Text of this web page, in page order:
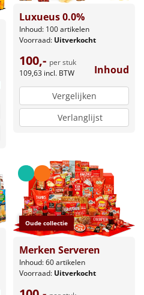
Luxueus 0.0%
Inhoud: 100 artikelen
Voorraad: Uitverkocht
100,- per stuk
109,63 incl. BTW Inhoud
Vergelijken
Verlanglijst
Oude collectie
Merken Serveren
Inhoud: 60 artikelen
Voorraad: Uitverkocht